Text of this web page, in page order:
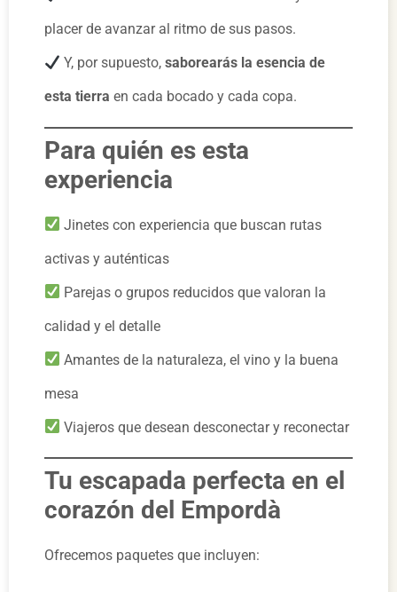
placer de avanzar al ritmo de sus pasos.
Y, por supuesto,saborearás la esencia de
esta tierra en cada bocado y cada copa.
Para quién es esta
experiencia
Jinetes con experiencia que buscan rutas
activas y auténticas
Parejas o grupos reducidos que valoran la
calidad y el detalle
Amantes de la naturaleza, el vino y la buena
mesa
Viajeros que desean desconectar y reconectar
Tu escapada perfecta en el
corazón del Empordà
Ofrecemos paquetes que incluyen: